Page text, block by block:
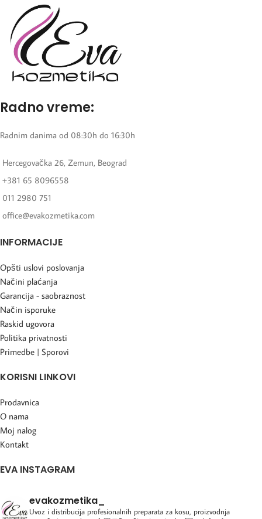
Radno vreme:
Radnim danima od 08:30h do 16:30h
Hercegovačka 26, Zemun, Beograd
+381 65 8096558
011 2980 751
office@evakozmetika.com
INFORMACIJE
Opšti uslovi poslovanja
Načini plaćanja
Garancija - saobraznost
Način isporuke
Raskid ugovora
Politika privatnosti
Primedbe | Sporovi
KORISNI LINKOVI
Prodavnica
O nama
Moj nalog
Kontakt
EVA INSTAGRAM
evakozmetika_
Uvoz i distribucija profesionalnih preparata za kosu, proizvodnja